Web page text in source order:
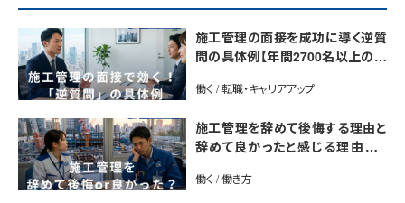
施工管理の面接を成功に導く逆質
問の具体例【年間2700名以上の施
働く / 転職・キャリアアップ
施工管理を辞めて後悔する理由と
辞めて良かったと感じる理由は？
説】
働く / 働き方